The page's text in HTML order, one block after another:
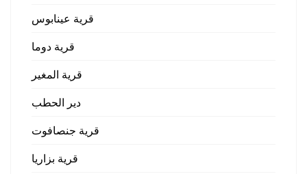
قرية عينابوس
قرية دوما
قرية المغير
دير الحطب
قرية جنصافوت
قرية بزاريا